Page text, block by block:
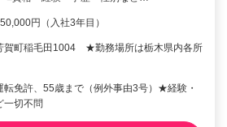
円（入社3年目）
賀町稲毛田1004 ★勤務場所は栃木県内各所
転免許、55歳まで（例外事由3号）★経験・
一切不問